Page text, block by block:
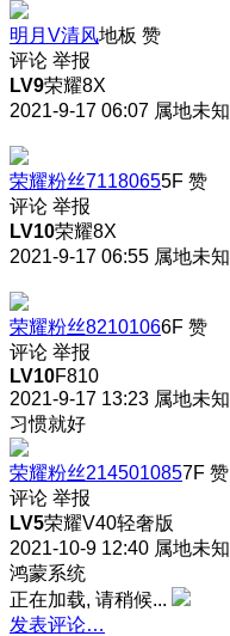
明月V清风地板 赞
评论 举报
LV9荣耀8X
2021-9-17 06:07 属地未知
荣耀粉丝71180655F 赞
评论 举报
LV10荣耀8X
2021-9-17 06:55 属地未知
荣耀粉丝82101066F 赞
评论 举报
LV10F810
2021-9-17 13:23 属地未知
习惯就好
荣耀粉丝2145010857F 赞
评论 举报
LV5荣耀V40轻奢版
2021-10-9 12:40 属地未知
鸿蒙系统
正在加载, 请稍候...
发表评论…